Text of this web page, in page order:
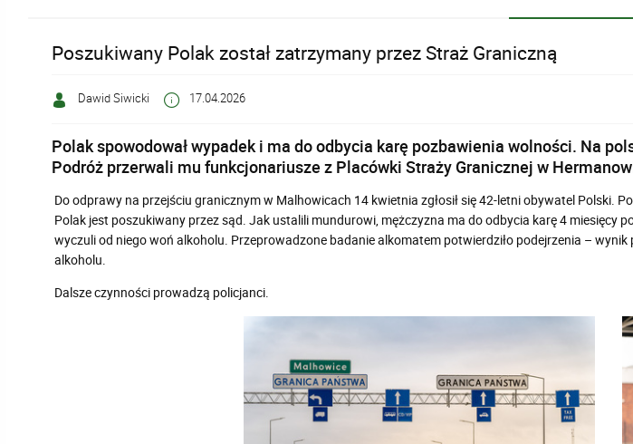
Poszukiwany Polak został zatrzymany przez Straż Graniczną
Dawid Siwicki 17.04.2026
Polak spowodował wypadek i ma do odbycia karę pozbawienia wolności. Na
Podróż przerwali mu funkcjonariusze z Placówki Straży Granicznej w
Do odprawy na przejściu granicznym w Malhowicach 14 kwietnia zgłosił się 42-letni obywatel Polski.
Polak jest poszukiwany przez sąd. Jak ustalili mundurowi, mężczyzna ma do odbycia karę 4
wyczuli od niego woń alkoholu. Przeprowadzone badanie alkomatem potwierdziło podejrzenia –
alkoholu.
Dalsze czynności prowadzą policjanci.